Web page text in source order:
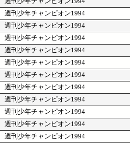
週刊少年チャンピオン1994
週刊少年チャンピオン1994
週刊少年チャンピオン1994
週刊少年チャンピオン1994
週刊少年チャンピオン1994
週刊少年チャンピオン1994
週刊少年チャンピオン1994
週刊少年チャンピオン1994
週刊少年チャンピオン1994
週刊少年チャンピオン1994
週刊少年チャンピオン1994